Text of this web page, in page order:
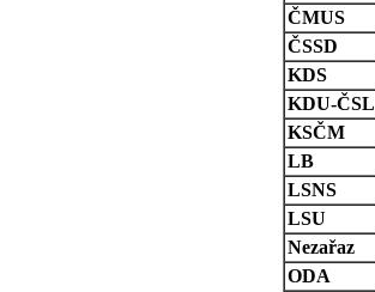
ČMUS
ČSSD
KDS
KDU-ČSL
KSČM
LB
LSNS
LSU
Nezařaz
ODA